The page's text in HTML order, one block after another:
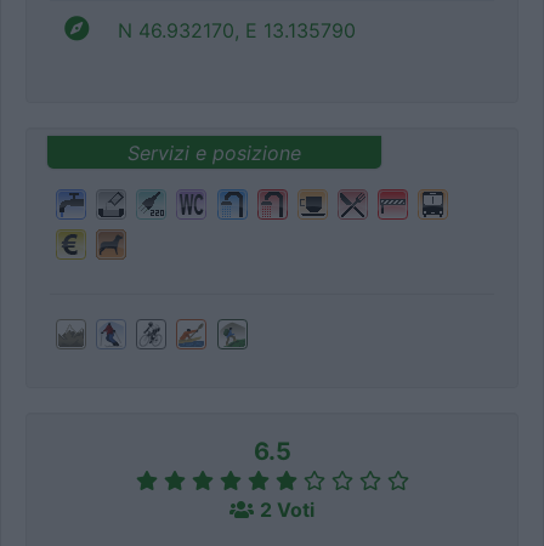
N 46.932170, E 13.135790
Servizi e posizione
6.5
2 Voti